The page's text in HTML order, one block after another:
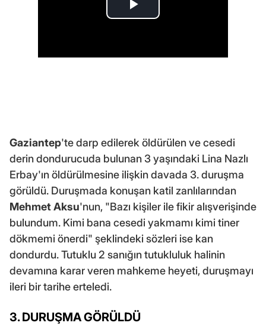
Gaziantep'te darp edilerek öldürülen ve cesedi
derin dondurucuda bulunan 3 yaşındaki Lina Nazlı
Erbay'ın öldürülmesine ilişkin davada 3. duruşma
görüldü. Duruşmada konuşan katil zanlılarından
Mehmet Aksu'nun, "Bazı kişiler ile fikir alışverişinde
bulundum. Kimi bana cesedi yakmamı kimi tiner
dökmemi önerdi" şeklindeki sözleri ise kan
dondurdu. Tutuklu 2 sanığın tutukluluk halinin
devamına karar veren mahkeme heyeti, duruşmayı
ileri bir tarihe erteledi.
3. DURUŞMA GÖRÜLDÜ